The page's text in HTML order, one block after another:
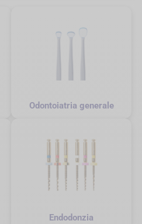
Odontoiatria generale
Endodonzia